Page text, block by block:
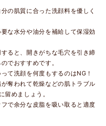
の肌質に合った洗顔料を優しく
な水分や油分を補給して保湿効
ると、開きがちな毛穴を引き締
でおすすめです。
て洗顔を何度もするのはNG！
奪われて乾燥などの肌トラブル
留めましょう。
で余分な皮脂を吸い取ると適度